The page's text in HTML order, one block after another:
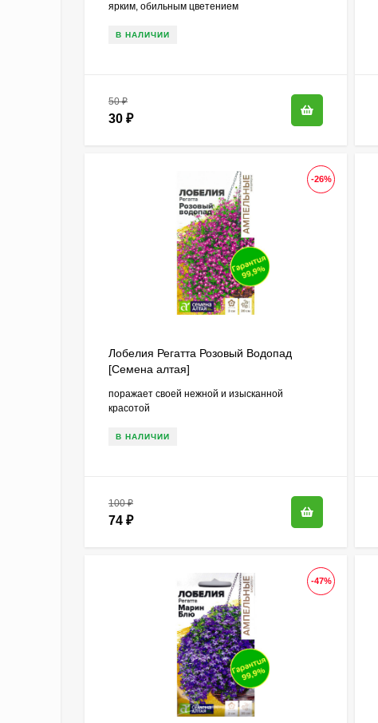
ярким, обильным цветением
В НАЛИЧИИ
50₽
30 ₽
-26%
Лобелия Регатта Розовый Водопад
[Семена алтая]
поражает своей нежной и изысканной
красотой
В НАЛИЧИИ
100₽
74 ₽
-47%